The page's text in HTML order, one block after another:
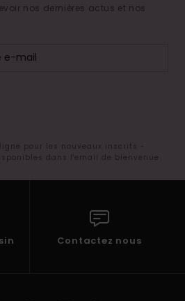
nos dernières actus et nos
pour les nouveaux inscrits -
dans l'email de bienvenue
Contactez nous